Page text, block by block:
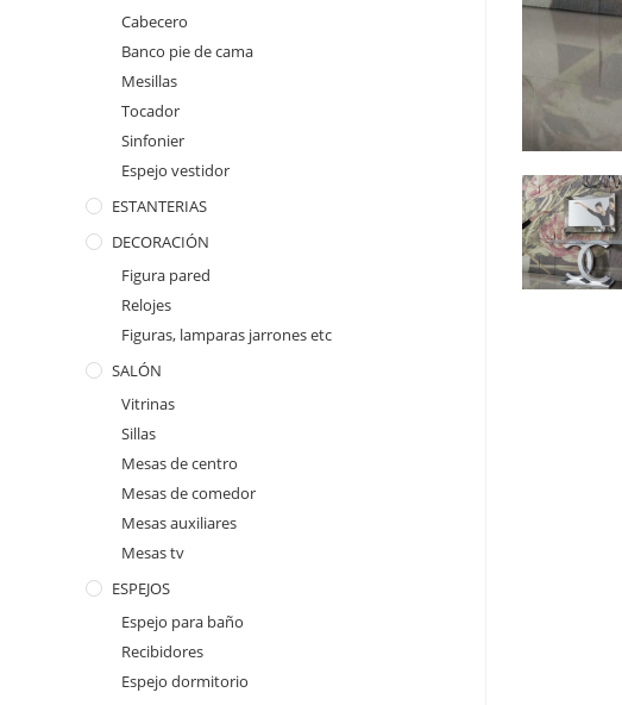
Cabecero
Banco pie de cama
Mesillas
Tocador
Sinfonier
Espejo vestidor
ESTANTERIAS
DECORACIÓN
Figura pared
Relojes
Figuras, lamparas jarrones etc
SALÓN
Vitrinas
Sillas
Mesas de centro
Mesas de comedor
Mesas auxiliares
Mesas tv
ESPEJOS
Espejo para baño
Recibidores
Espejo dormitorio